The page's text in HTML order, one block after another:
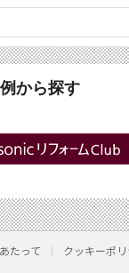
から探す
たって クッキーポ